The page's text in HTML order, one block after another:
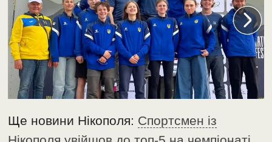
Ще новини Нікополя: Спортсмен із